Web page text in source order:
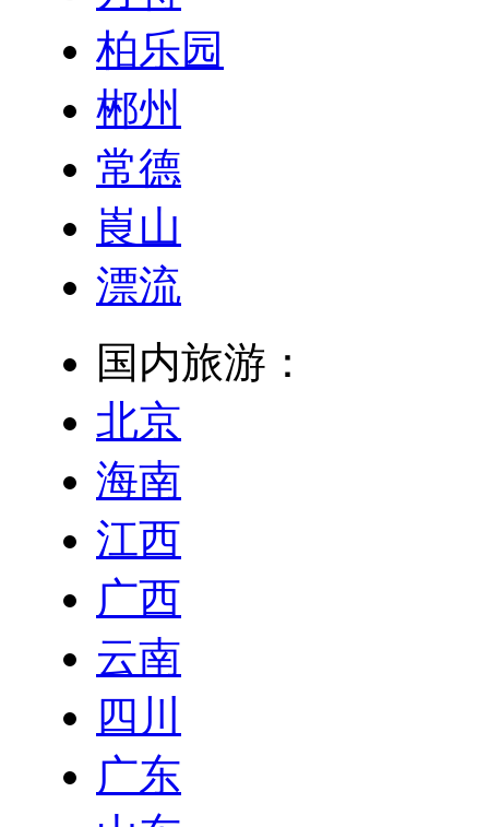
柏乐园
郴州
常德
崀山
漂流
国内旅游：
北京
海南
江西
广西
云南
四川
广东